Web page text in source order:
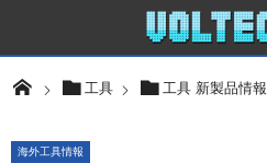
工具 工具 新製品情報
海外工具情報